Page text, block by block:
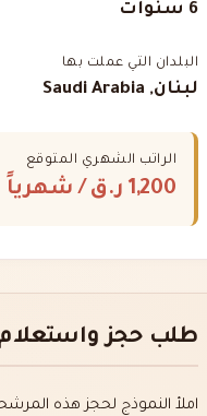
6 سنوات
البلدان التي عملت بها
لبنان, Saudi Arabia
الراتب الشهري المتوقع
1,200 ر.ق / شهرياً
طلب حجز
املأ النموذج لحجز هذه